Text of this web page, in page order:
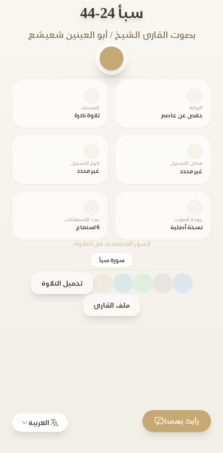
سبأ 24-44
بصوت القارئ الشيخ / أبو العينين شعيشع
الرواية
حفص عن عاصم
المصحف
تلاوة نادرة
مكان التسجيل
غير محدد
تاريخ التسجيل
غير محدد
جودة الصوت
نسخة أصلية
عدد الاستماعات
6 استماع
السور المتضمنة في التلاوة:
سورة سبأ
تحميل التلاوة
ملف القارئ
العربية رأيك يهمنا